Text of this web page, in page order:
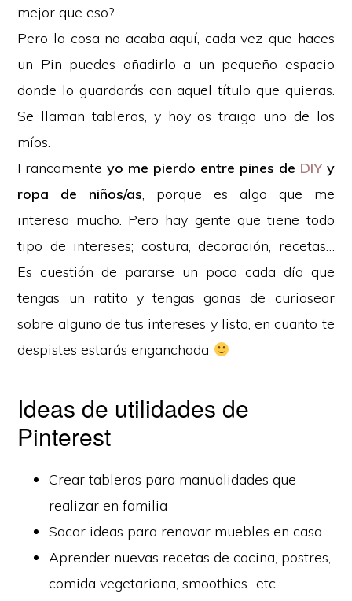
mejor que eso?
Pero la cosa no acaba aquí, cada vez que haces
un Pin puedes añadirlo a un pequeño espacio
donde lo guardarás con aquel título que quieras.
Se llaman tableros, y hoy os traigo uno de los
míos.
Francamenteyo me pierdo entre pines de DIYy
ropa de niños/as, porque es algo que me
interesa mucho. Pero hay gente que tiene todo
tipo de intereses; costura, decoración, recetas…
Es cuestión de pararse un poco cada día que
tengas un ratito y tengas ganas de curiosear
sobre alguno de tus intereses y listo, en cuanto te
despistes estarás enganchada
Ideas de utilidades de
Pinterest
Crear tableros para manualidades que
realizar en familia
Sacar ideas para renovar muebles en casa
Aprender nuevas recetas de cocina, postres,
comida vegetariana, smoothies…etc.